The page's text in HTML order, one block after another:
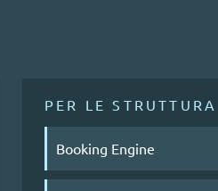
PER LE
Booking Engine